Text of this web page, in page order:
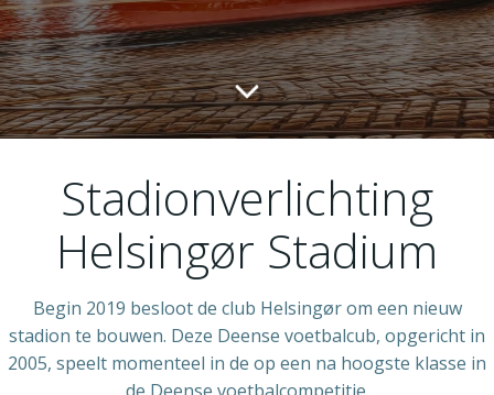
Stadionverlichting
Helsingør Stadium
Begin 2019 besloot de club Helsingør om een nieuw
stadion te bouwen. Deze Deense voetbalcub, opgericht in
2005, speelt momenteel in de op een na hoogste klasse in